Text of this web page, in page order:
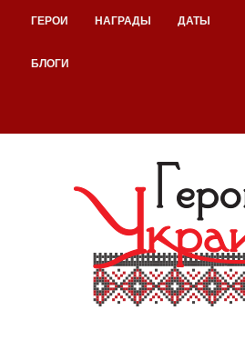
ГЕРОИ НАГРАДЫ ДАТЫ
БЛОГИ